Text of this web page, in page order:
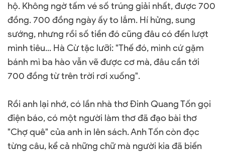
hộ. Không ngờ tấm vé số trúng giải nhất, được 700
đồng. 700 đồng ngày ấy to lắm. Hí hửng, sung
sướng, nhưng rồi số tiền đó cũng đâu có đến lượt
mình tiêu... Hà Cừ tặc lưỡi: "Thế đó, mình cứ gặm
bánh mì ba hào vẫn vẽ được cơ mà, đâu cần tới
700 đồng từ trên trời rơi xuống".
Rồi anh lại nhớ, có lần nhà thơ Đinh Quang Tốn gọi
điện báo, có một người làm thơ đã đạo bài thơ
"Chợ quê" của anh in lên sách. Anh Tốn còn đọc
từng câu, kể cả những chữ mà người kia đã biến